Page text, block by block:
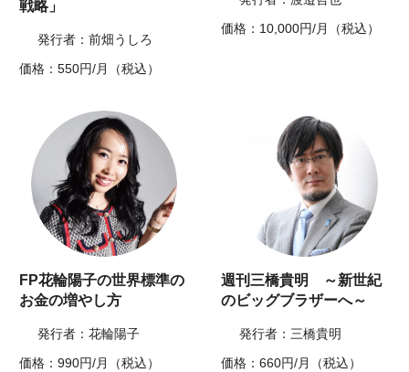
戦略」
発行者：前畑うしろ
価格：550円/月（税込）
価格：10,000円/月（税込）
FP花輪陽子の世界標準の
お金の増やし方
発行者：花輪陽子
価格：990円/月（税込）
週刊三橋貴明 ～新世紀
のビッグブラザーへ～
発行者：三橋貴明
価格：660円/月（税込）